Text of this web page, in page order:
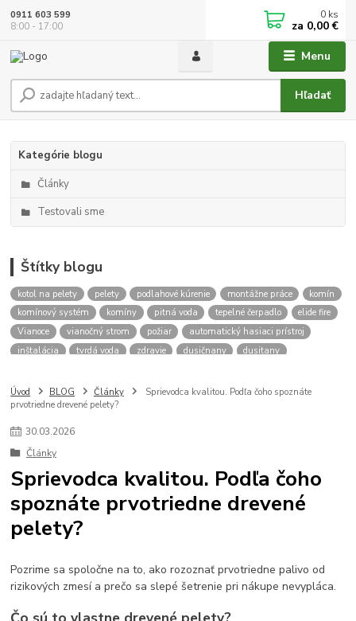
Menu
Hľadať
0911 603 599
8:00 - 17:00
0 ks
za 0,00 €
Kategórie blogu
Články
Testovali sme
Štítky blogu
kotol na pelety pelety podlahové kúrenie montážne práce
komín
komínový systém
komíny pitná voda tepelné čerpadlo
elide fire
Vianoce
vianočný strom požiar
automatický hasiaci prístroj
inštalácia
tvrdá voda zdravie dusičnany
dusitany
peletové vykurovanie
vyhody peletového vykurovania
moderný peletový kotol
Úvod BLOG Články
Sprievodca kvalitou. Podľa čoho spoznáte
prvotriedne drevené pelety?
30.03.2026
Články
Sprievodca kvalitou. Podľa čoho
spoznáte prvotriedne drevené
pelety?
Pozrime sa spoločne na to, ako rozoznať prvotriedne palivo od
rizikových zmesí a prečo sa slepé šetrenie pri nákupe nevypláca.